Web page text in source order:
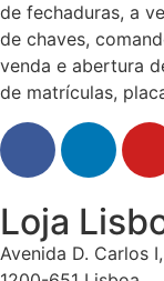
de fechaduras, a
de chaves,
venda e abertura
de matrículas,
Loja
Avenida D. Carlos